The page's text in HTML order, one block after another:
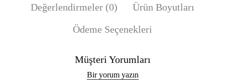
Değerlendirmeler (0)
Ürün Boyutları
Ödeme Seçenekleri
Müşteri Yorumları
Bir yorum yazın